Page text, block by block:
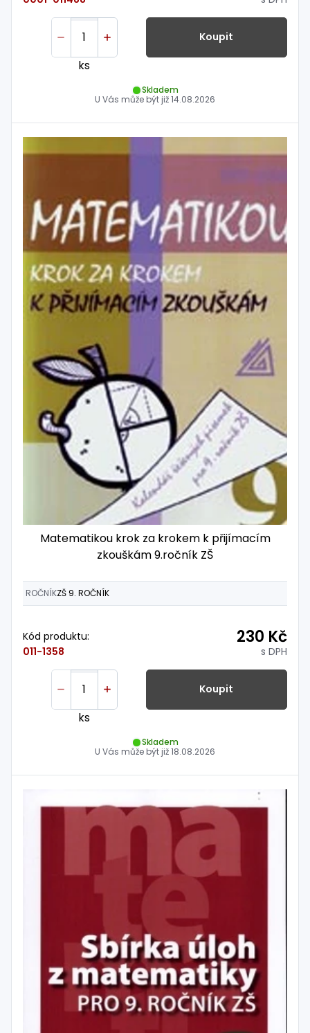
ks
Koupit
Skladem
U Vás může být již14.08.2026
Matematikou krok za krokem k přijímacím
zkouškám 9.ročník ZŠ
ROČNÍKZŠ 9. ROČNÍK
Kód produktu:
011-1358
230 Kč
s DPH
ks
Koupit
Skladem
U Vás může být již18.08.2026